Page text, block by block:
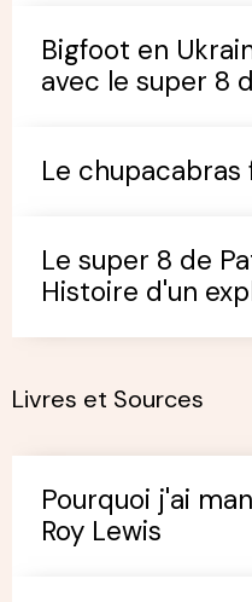
Bigfoot en
avec le super 8
Le chupacabras
Le super 8 de
Histoire d'un
Livres et Sources
Pourquoi j'ai
Roy Lewis